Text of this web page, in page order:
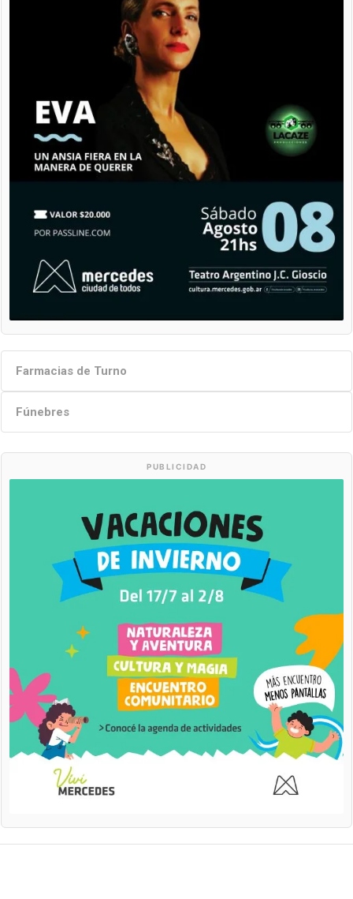
Farmacias de Turno
Fúnebres
PUBLICIDAD